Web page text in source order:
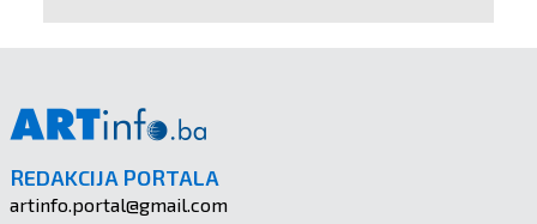
REDAKCIJA PORTALA
artinfo.portal@gmail.com